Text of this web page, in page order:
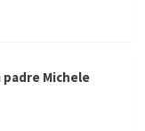
Michele